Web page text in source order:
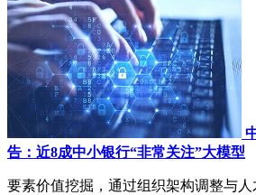
告：近8成中小银行“非常关注”大模型
要素价值挖掘，通过组织架构调整与